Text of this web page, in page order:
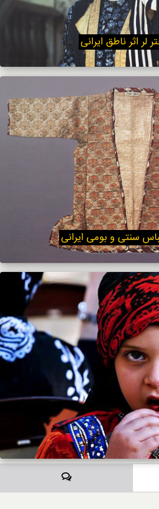
اثر ناطق ایرانی
سنتی و بومی ایرانی
دیدگاه‌ها